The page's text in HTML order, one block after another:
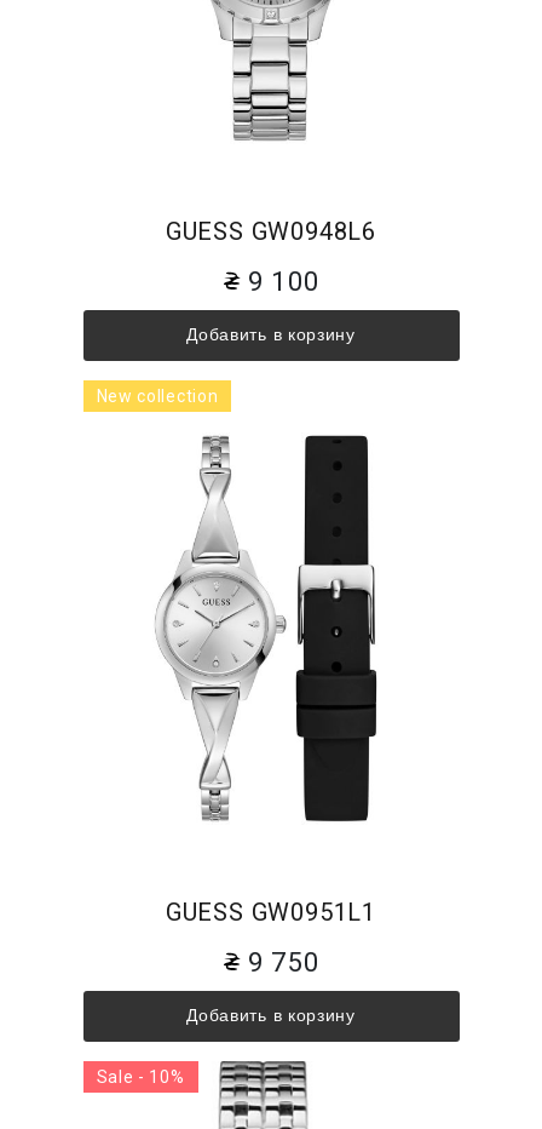
GUESS GW0948L6
9 100
Добавить в корзину
GUESS GW0951L1
9 750
Добавить в корзину
New collection
Sale - 10%